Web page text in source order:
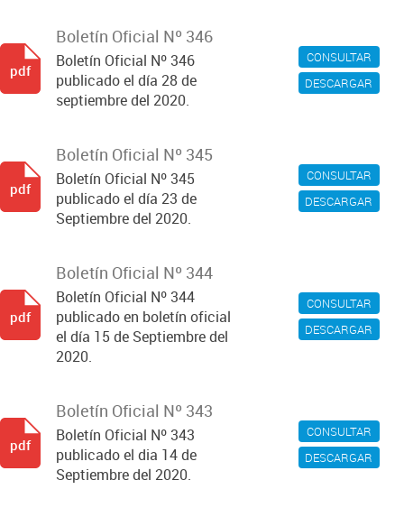
CONSULTAR
DESCARGAR
Boletín Oficial Nº 346
Boletín Oficial Nº 346
publicado el día 28 de
septiembre del 2020.
pdf
CONSULTAR
DESCARGAR
Boletín Oficial Nº 345
Boletín Oficial Nº 345
publicado el día 23 de
Septiembre del 2020.
pdf
CONSULTAR
DESCARGAR
Boletín Oficial Nº 344
Boletín Oficial Nº 344
publicado en boletín oficial
el día 15 de Septiembre del
2020.
pdf
CONSULTAR
DESCARGAR
Boletín Oficial Nº 343
Boletín Oficial Nº 343
publicado el dia 14 de
Septiembre del 2020.
pdf